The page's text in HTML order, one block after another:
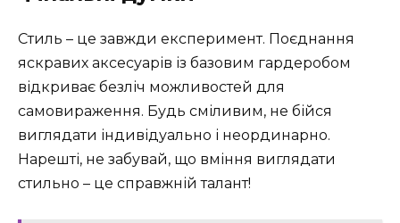
Стиль – це завжди експеримент. Поєднання
яскравих аксесуарів із базовим гардеробом
відкриває безліч можливостей для
самовираження. Будь сміливим, не бійся
виглядати індивідуально і неординарно.
Нарешті, не забувай, що вміння виглядати
стильно – це справжній талант!